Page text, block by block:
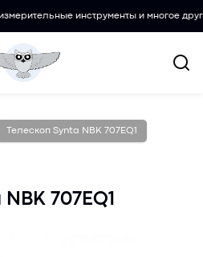
инструменты и многое другое.
Телескоп Synta NBK 707EQ1
707EQ1